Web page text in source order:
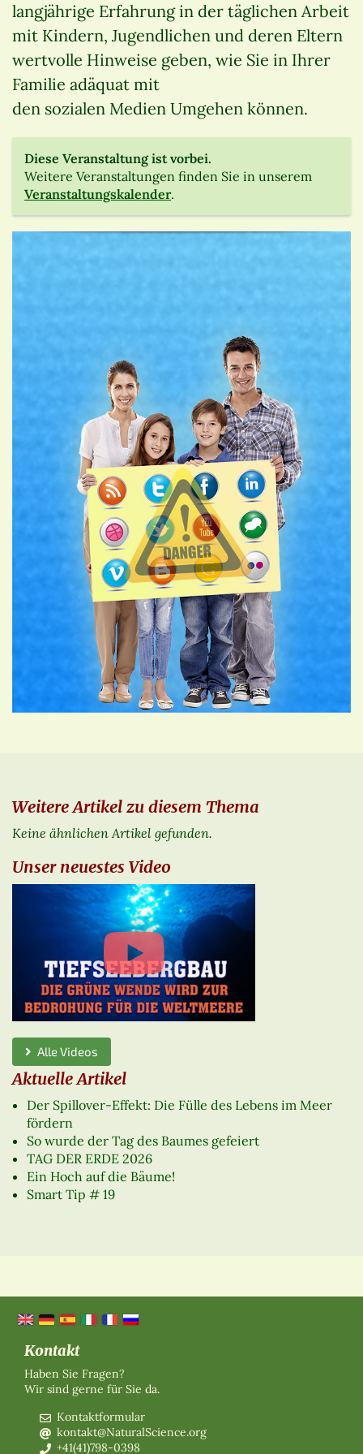
langjährige Erfahrung in der täglichen Arbeit
mit Kindern, Jugendlichen und deren Eltern
wertvolle Hinweise geben, wie Sie in Ihrer
Familie adäquat mit
den sozialen Medien Umgehen können.
Diese Veranstaltung ist vorbei.
Weitere Veranstaltungen finden Sie in unserem
Veranstaltungskalender.
Weitere Artikel zu diesem Thema
Keine ähnlichen Artikel gefunden.
Unser neuestes Video
Alle Videos
Aktuelle Artikel
Der Spillover-Effekt: Die Fülle des Lebens im Meer
fördern
So wurde der Tag des Baumes gefeiert
TAG DER ERDE 2026
Ein Hoch auf die Bäume!
Smart Tip # 19
Kontakt
Haben Sie Fragen?
Wir sind gerne für Sie da.
Kontaktformular
kontakt@NaturalScience.org
+41(41)798-0398